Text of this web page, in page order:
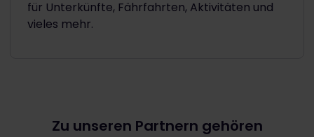
für Unterkünfte, Fährfahrten, Aktivitäten und
vieles mehr.
Zu unseren Partnern gehören